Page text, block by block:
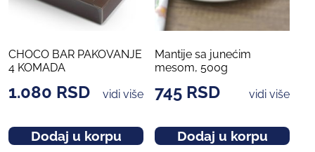
CHOCO BAR PAKOVANJE
4 KOMADA
1.080 RSD vidi više
Dodaj u korpu
Mantije sa junećim
mesom, 500g
745 RSD vidi više
Dodaj u korpu